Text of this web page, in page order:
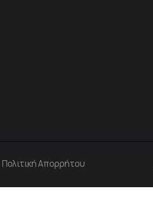
Πολιτική Απορρήτου